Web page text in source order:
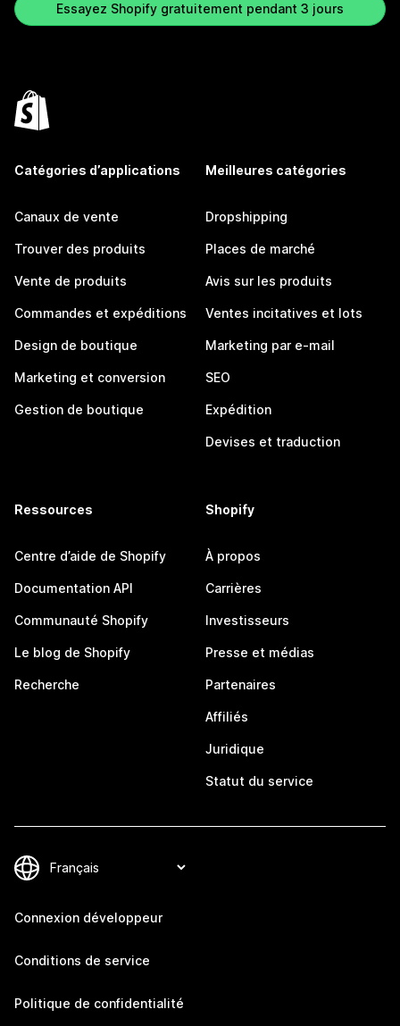
Essayez Shopify gratuitement pendant 3 jours
Catégories d’applications
Canaux de vente
Trouver des produits
Vente de produits
Commandes et expéditions
Design de boutique
Marketing et conversion
Gestion de boutique
Meilleures catégories
Dropshipping
Places de marché
Avis sur les produits
Ventes incitatives et lots
Marketing par e-mail
SEO
Expédition
Devises et traduction
Ressources
Centre d’aide de Shopify
Documentation API
Communauté Shopify
Le blog de Shopify
Recherche
Shopify
À propos
Carrières
Investisseurs
Presse et médias
Partenaires
Affiliés
Juridique
Statut du service
Connexion développeur
Conditions de service
Politique de confidentialité